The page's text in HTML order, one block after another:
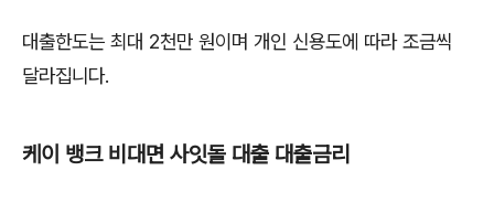
대출한도는 최대 2천만 원이며 개인 신용도에 따라 조금씩
달라집니다.
케이 뱅크 비대면 사잇돌 대출 대출금리